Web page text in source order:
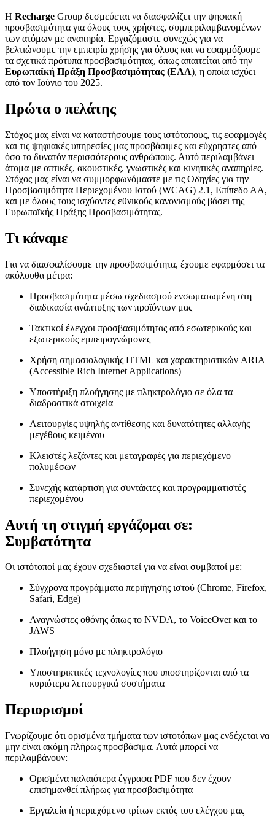
Η Recharge Group δεσμεύεται να διασφαλίζει την ψηφιακή
προσβασιμότητα για όλους τους χρήστες, συμπεριλαμβανομένων
των ατόμων με αναπηρία. Εργαζόμαστε συνεχώς για να
βελτιώνουμε την εμπειρία χρήσης για όλους και να εφαρμόζουμε
τα σχετικά πρότυπα προσβασιμότητας, όπως απαιτείται από την
Ευρωπαϊκή Πράξη Προσβασιμότητας (EAA), η οποία ισχύει
από τον Ιούνιο του 2025.
Πρώτα ο πελάτης
Στόχος μας είναι να καταστήσουμε τους ιστότοπους, τις εφαρμογές
και τις ψηφιακές υπηρεσίες μας προσβάσιμες και εύχρηστες από
όσο το δυνατόν περισσότερους ανθρώπους. Αυτό περιλαμβάνει
άτομα με οπτικές, ακουστικές, γνωστικές και κινητικές αναπηρίες.
Στόχος μας είναι να συμμορφωνόμαστε με τις Οδηγίες για την
Προσβασιμότητα Περιεχομένου Ιστού (WCAG) 2.1, Επίπεδο ΑΑ,
και με όλους τους ισχύοντες εθνικούς κανονισμούς βάσει της
Ευρωπαϊκής Πράξης Προσβασιμότητας.
Τι κάναμε
Για να διασφαλίσουμε την προσβασιμότητα, έχουμε εφαρμόσει τα
ακόλουθα μέτρα:
Προσβασιμότητα μέσω σχεδιασμού ενσωματωμένη στη
διαδικασία ανάπτυξης των προϊόντων μας
Τακτικοί έλεγχοι προσβασιμότητας από εσωτερικούς και
εξωτερικούς εμπειρογνώμονες
Χρήση σημασιολογικής HTML και χαρακτηριστικών ARIA
(Accessible Rich Internet Applications)
Υποστήριξη πλοήγησης με πληκτρολόγιο σε όλα τα
διαδραστικά στοιχεία
Λειτουργίες υψηλής αντίθεσης και δυνατότητες αλλαγής
μεγέθους κειμένου
Κλειστές λεζάντες και μεταγραφές για περιεχόμενο
πολυμέσων
Συνεχής κατάρτιση για συντάκτες και προγραμματιστές
περιεχομένου
Αυτή τη στιγμή εργάζομαι σε:
Συμβατότητα
Οι ιστότοποί μας έχουν σχεδιαστεί για να είναι συμβατοί με:
Σύγχρονα προγράμματα περιήγησης ιστού (Chrome, Firefox,
Safari, Edge)
Αναγνώστες οθόνης όπως το NVDA, το VoiceOver και το
JAWS
Πλοήγηση μόνο με πληκτρολόγιο
Υποστηρικτικές τεχνολογίες που υποστηρίζονται από τα
κυριότερα λειτουργικά συστήματα
Περιορισμοί
Γνωρίζουμε ότι ορισμένα τμήματα των ιστοτόπων μας ενδέχεται να
μην είναι ακόμη πλήρως προσβάσιμα. Αυτά μπορεί να
περιλαμβάνουν:
Ορισμένα παλαιότερα έγγραφα PDF που δεν έχουν
επισημανθεί πλήρως για προσβασιμότητα
Εργαλεία ή περιεχόμενο τρίτων εκτός του ελέγχου μας